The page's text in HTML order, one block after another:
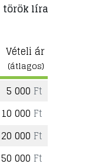
török líra
Vételi ár
(átlagos)
5 000 Ft
10 000 Ft
20 000 Ft
50 000 Ft